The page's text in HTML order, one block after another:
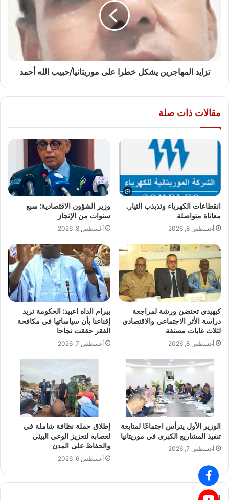
تزايد المهاجرين يشكل خطرا على موريتانيا/حبيب الله أحمد
مقالات ذات صلة
انقطاعات الكهرباء وتذبذب التيار..
معاناة متواصلة
أغسطس 8, 2026
وزير الشؤون الاقتصادية: سبع
سنوات من الإنجاز
أغسطس 8, 2026
كيهيدي تحتضن ورشة لمراجعة
دراسة الأثر الاجتماعي والاقتصادي
لثلاث غابات مصنفة
أغسطس 8, 2026
بيرام الداه اعبيد: الحكومة تريد
إقناعنا بأن سياساتها في مكافحة
الفقر حققت نجاحا
أغسطس 7, 2026
الوزير الأول يترأس اجتماعًا لمتابعة
تنفيذ المشاريع الكبرى في موريتانيا
أغسطس 7, 2026
إطلاق حملة نظافة شاملة في
لعصابه لتعزيز الوعي البيئي
والحفاظ على المدن
أغسطس 6, 2026
البحث